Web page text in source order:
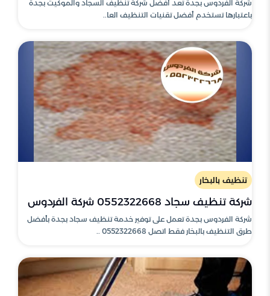
شركة الفردوس بجدة تعد أفضل شركة تنظيف السجاد والموكيت بجدة
باعتبارها تستخدم أفضل تقنيات التنظيف العا..
تنظيف بالبخار
شركة تنظيف سجاد 0552322668 شركة الفردوس
شركة الفردوس بجدة تعمل على توفير خدمة تنظيف سجاد بجدة بأفضل
طرق التنظيف بالبخار فقط اتصل 0552322668 ..